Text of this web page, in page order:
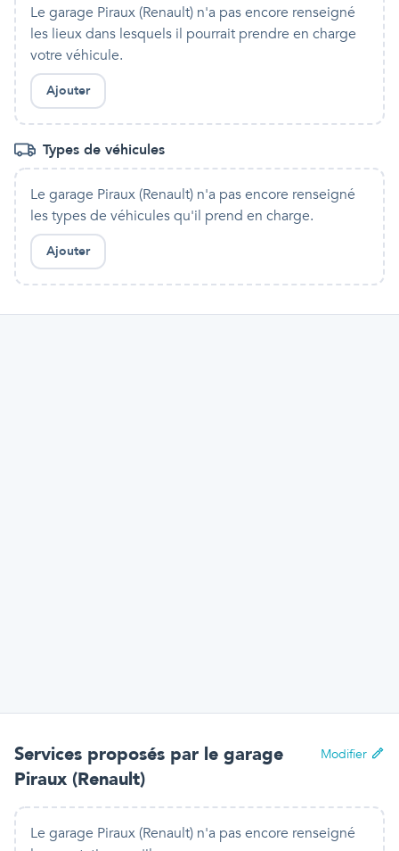
Le garage Piraux (Renault) n'a pas encore renseigné
les lieux dans lesquels il pourrait prendre en charge
votre véhicule.
Ajouter
Types de véhicules
Le garage Piraux (Renault) n'a pas encore renseigné
les types de véhicules qu'il prend en charge.
Ajouter
Services proposés par le garage
Piraux (Renault)
Modifier
Le garage Piraux (Renault) n'a pas encore renseigné